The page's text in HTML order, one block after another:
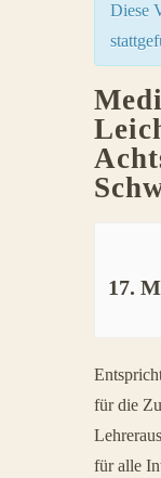
Diese
17.
für die
für alle